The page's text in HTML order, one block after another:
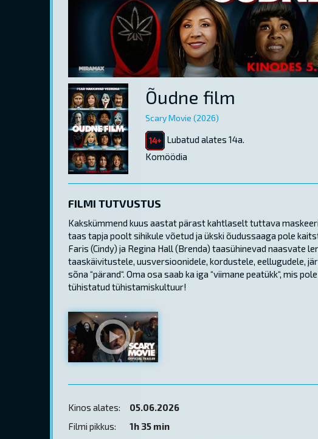
Õudne film
Scary Movie (2026)
Lubatud alates 14a.
Komöödia
FILMI TUTVUSTUS
Kakskümmend kuus aastat pärast kahtlaselt tuttava
taas tapja poolt sihikule võetud ja ükski õudussaaga pole
Faris (Cindy) ja Regina Hall (Brenda) taasühinevad naasvate
taaskäivitustele, uusversioonidele, kordustele, eellugudele,
sõna “pärand“. Oma osa saab ka iga “viimane peatükk“, mis
tühistatud tühistamiskultuur!
Kinos alates:
05.06.2026
Filmi pikkus:
1h 35 min